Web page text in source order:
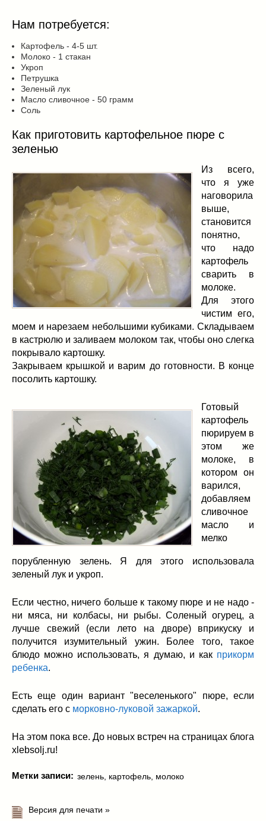
Нам потребуется:
Картофель - 4-5 шт.
Молоко - 1 стакан
Укроп
Петрушка
Зеленый лук
Масло сливочное - 50 грамм
Соль
Как приготовить картофельное пюре с
зеленью
Из всего,
что я уже
наговорила
выше,
становится
понятно,
что надо
картофель
сварить в
молоке.
Для этого
чистим его,
моем и нарезаем небольшими кубиками. Складываем
в кастрюлю и заливаем молоком так, чтобы оно слегка
покрывало картошку.
Закрываем крышкой и варим до готовности. В конце
посолить картошку.
Готовый
картофель
пюрируем в
этом же
молоке, в
котором он
варился,
добавляем
сливочное
масло и
мелко
порубленную зелень. Я для этого использовала
зеленый лук и укроп.
Если честно, ничего больше к такому пюре и не надо -
ни мяса, ни колбасы, ни рыбы. Соленый огурец, а
лучше свежий (если лето на дворе) вприкуску и
получится изумительный ужин. Более того, такое
блюдо можно использовать, я думаю, и как прикорм
ребенка.
Есть еще один вариант "веселенького" пюре, если
сделать его с морковно-луковой зажаркой.
На этом пока все. До новых встреч на страницах блога
xlebsolj.ru!
Метки записи: зелень картофель молоко
Версия для печати »